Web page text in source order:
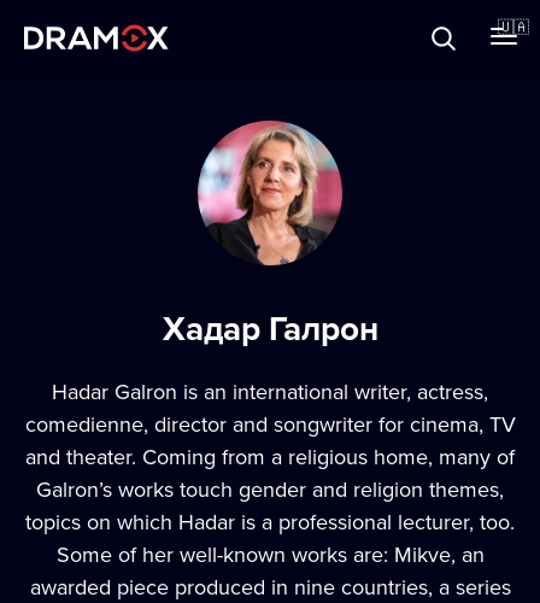
🇺🇦
Зареєструватися
Хадар Галрон
Hadar Galron is an international writer, actress,
comedienne, director and songwriter for cinema, TV
and theater. Coming from a religious home, many of
Galron’s works touch gender and religion themes,
topics on which Hadar is a professional lecturer, too.
Some of her well-known works are: Mikve, an
awarded piece produced in nine countries, a series